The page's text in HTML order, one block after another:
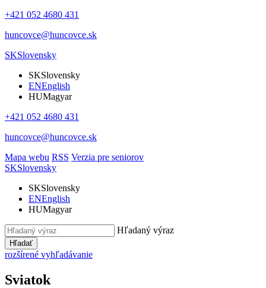
+421 052 4680 431
huncovce@huncovce.sk
SKSlovensky
SKSlovensky
ENEnglish
HUMagyar
+421 052 4680 431
huncovce@huncovce.sk
Mapa webu RSS Verzia pre seniorov
SKSlovensky
SKSlovensky
ENEnglish
HUMagyar
Hľadaný výraz
Hľadať
rozšírené vyhľadávanie
Sviatok